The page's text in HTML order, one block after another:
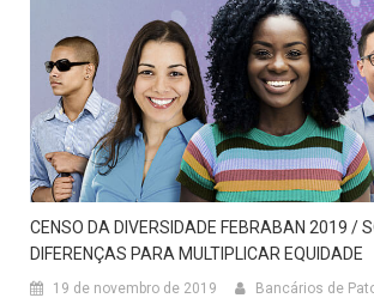
CENSO DA DIVERSIDADE FEBRABAN 2019 /
DIFERENÇAS PARA MULTIPLICAR EQUIDADE
19 de novembro de 2019 Bancários de